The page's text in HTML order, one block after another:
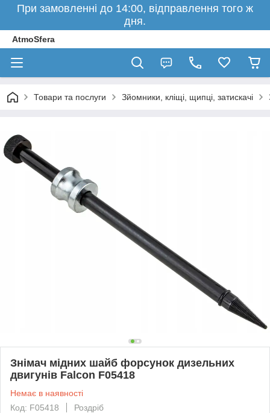
При замовленні до 14:00, відправлення того ж
дня.
AtmoSfera
Товари та послуги Зйомники, кліщі, щипці, затискачі
Знімач мідних шайб форсунок дизельних
двигунів Falcon F05418
Немає в наявності
Код: F05418
Роздріб